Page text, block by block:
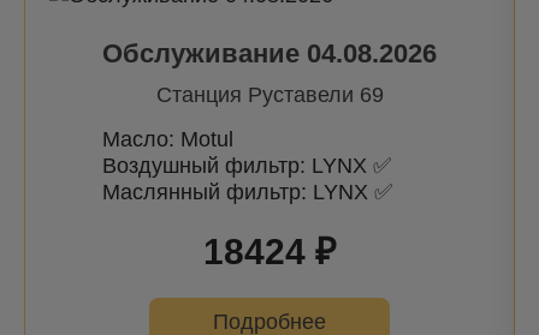
Обслуживание 04.08.2026
Станция Руставели 69
Масло: Motul
Воздушный фильтр: LYNX ✅
Маслянный фильтр: LYNX ✅
18424 ₽
Подробнее